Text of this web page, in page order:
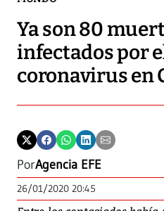
Ya son 80
infectados por
coronavirus en
PorAgencia EFE
26/01/2020 20:45